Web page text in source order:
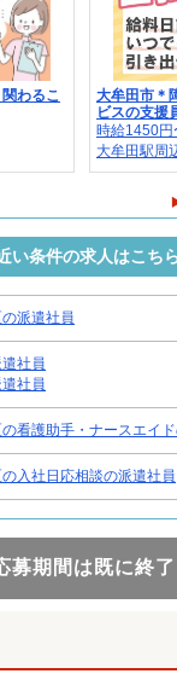
わるこ
大牟田市＊
ビスの支援
時給1450円
大牟田駅周
い条件の求人はこち
派遣社員
社員
社員
看護助手・ナースエイ
入社日応相談の派遣社員
募期間は既に終了